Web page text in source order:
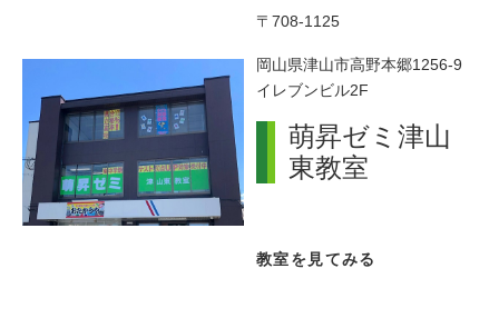
〒 708-1125
岡山県津山市高野本郷1256-9
イレブンビル2F
萌昇ゼミ津山
東教室
教室を見てみる